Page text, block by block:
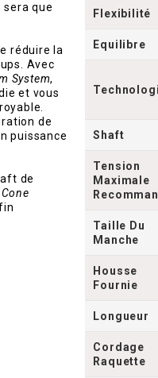
que
réduire la
Avec
System,
et vous
de
puissance
de
Flexibilité
Equilibre
Shaft
Tension
Maximale
Taille Du
Manche
Housse
Fournie
Longueur
Cordage
Raquette